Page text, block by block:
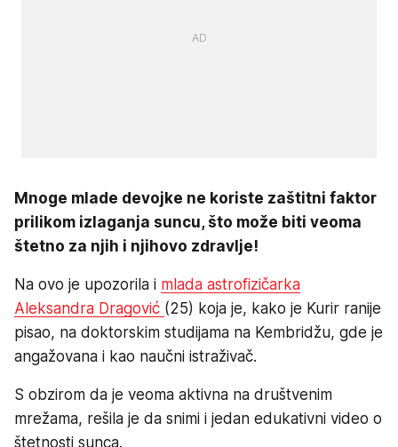
Mnoge mlade devojke ne koriste zaštitni faktor
prilikom izlaganja suncu, što može biti veoma
štetno za njih i njihovo zdravlje!
Na ovo je upozorila i mlada astrofizičarka
Aleksandra Dragović (25) koja je, kako je Kurir ranije
pisao, na doktorskim studijama na Kembridžu, gde je
angažovana i kao naučni istraživač.
S obzirom da je veoma aktivna na društvenim
mrežama, rešila je da snimi i jedan edukativni video o
štetnosti sunca.